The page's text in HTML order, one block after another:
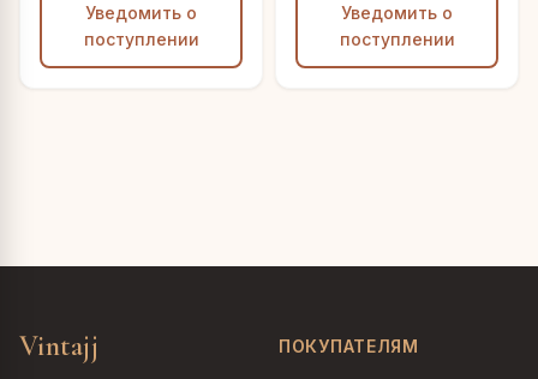
Уведомить о
поступлении
Уведомить о
поступлении
Vintajj ПОКУПАТЕЛЯМ